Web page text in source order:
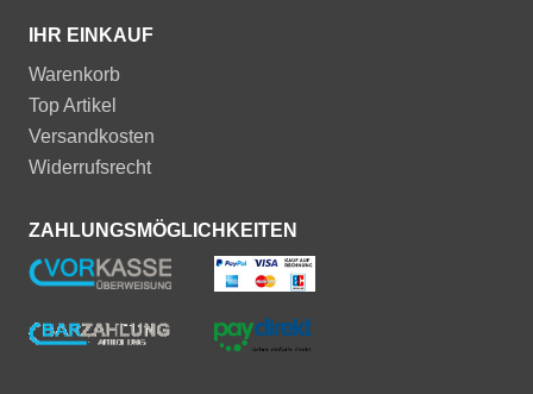
IHR EINKAUF
Warenkorb
Top Artikel
Versandkosten
Widerrufsrecht
ZAHLUNGSMÖGLICHKEITEN